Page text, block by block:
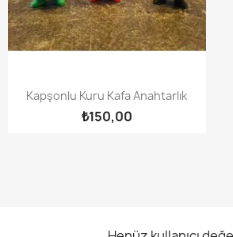
Hızlı Görünüm
Kapşonlu Kuru Kafa Anahtarlık
₺150,00